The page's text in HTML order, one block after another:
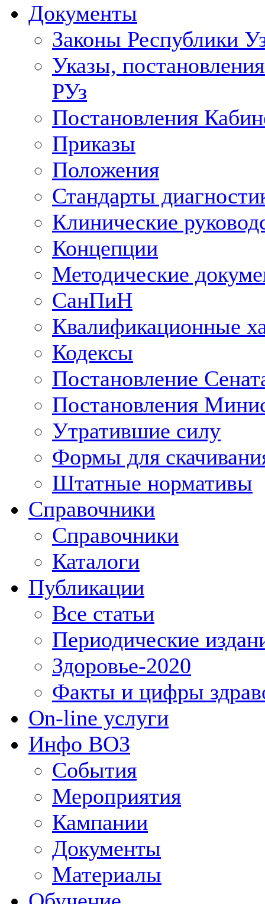
Документы
Законы Республики
Указы,
РУз
Постановления
Приказы
Положения
Стандарты
Клинические
Концепции
Методические
СанПиН
Квалификационные
Кодексы
Постановление
Постановления
Утратившие силу
Формы для
Штатные нормативы
Справочники
Справочники
Каталоги
Публикации
Все статьи
Периодические
Здоровье-2020
Факты и цифры
On-line услуги
Инфо ВОЗ
События
Мероприятия
Кампании
Документы
Материалы